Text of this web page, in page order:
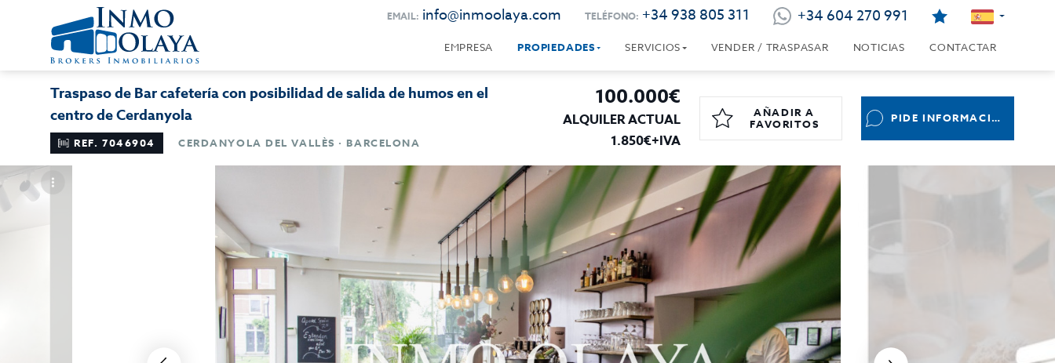
EMAIL: info@inmoolaya.com TELÉFONO: +34 938 805 311 +34 604 270 991
EMPRESA PROPIEDADES SERVICIOS VENDER / TRASPASAR NOTICIAS CONTACTAR
Traspaso de Bar cafetería con posibilidad de salida de humos en el
centro de Cerdanyola
REF. 7046904 CERDANYOLA DEL VALLÈS · BARCELONA
100.000€
ALQUILER ACTUAL
1.850€+IVA
AÑADIR A
FAVORITOS
PIDE INFORMACIÓN